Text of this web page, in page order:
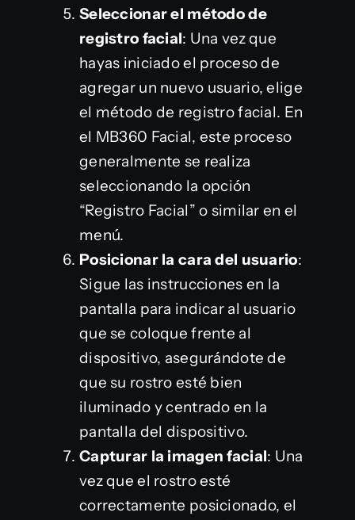
Seleccionar el método de
registro facial: Una vez que
hayas iniciado el proceso de
agregar un nuevo usuario, elige
el método de registro facial. En
el MB360 Facial, este proceso
generalmente se realiza
seleccionando la opción
“Registro Facial” o similar en el
menú.
Posicionar la cara del usuario:
Sigue las instrucciones en la
pantalla para indicar al usuario
que se coloque frente al
dispositivo, asegurándote de
que su rostro esté bien
iluminado y centrado en la
pantalla del dispositivo.
Capturar la imagen facial: Una
vez que el rostro esté
correctamente posicionado, el